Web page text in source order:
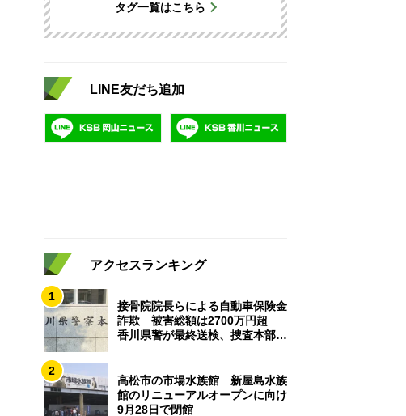
タグ一覧はこちら
LINE友だち追加
アクセスランキング
1
接骨院院長らによる自動車保険金
詐欺 被害総額は2700万円超
香川県警が最終送検、捜査本部解
2
高松市の市場水族館 新屋島水族
館のリニューアルオープンに向け
9月28日で閉館